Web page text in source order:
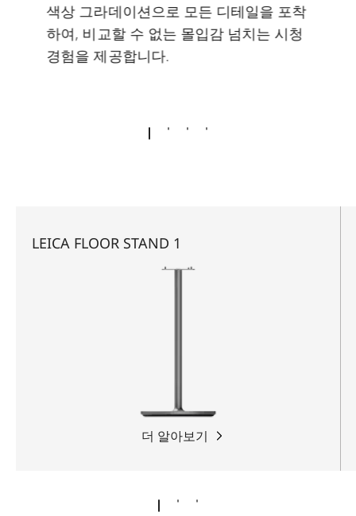
색상 그라데이션으로 모든 디테일을 포착
하여, 비교할 수 없는 몰입감 넘치는 시청
경험을 제공합니다.
LEICA FLOOR STAND 1
더 알아보기